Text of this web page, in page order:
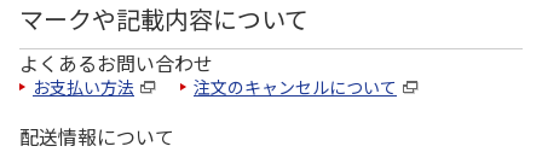
マークや記載内容について
よくあるお問い合わせ
お支払い方法 注文のキャンセルについて
配送情報について